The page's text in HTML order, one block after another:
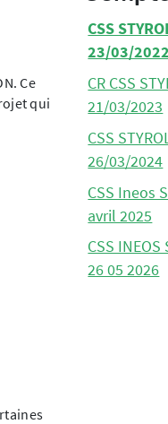
Ce
qui
CSS
23/03/2022
CR CSS
21/03/2023
CSS
26/03/2024
CSS Ineos
avril 2025
CSS INEOS
26 05 2026